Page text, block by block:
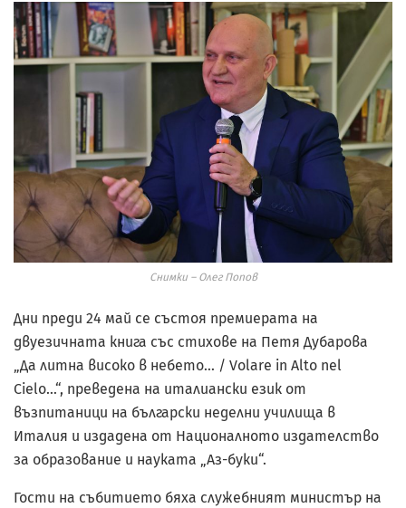
Снимки – Олег Попов
Дни преди 24 май се състоя премиерата на
двуезичната книга със стихове на Петя Дубарова
„Да литна високо в небето… / Volare in Alto nel
Cielo…“, преведена на италиански език от
възпитаници на български неделни училища в
Италия и издадена от Националното издателство
за образование и науката „Аз-буки“.
Гости на събитието бяха служебният министър на